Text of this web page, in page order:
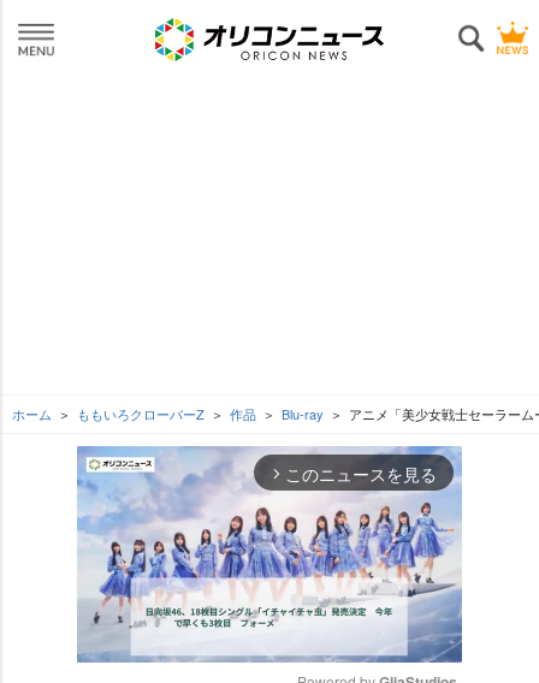
ホーム ももいろクローバーZ 作品 Blu-ray アニメ「美少女戦士セーラー
arrow_forward_ios このニュースを見る